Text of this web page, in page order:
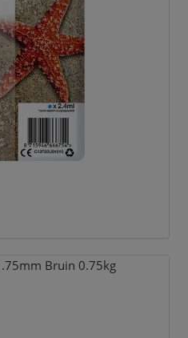
Bruin 0.75kg